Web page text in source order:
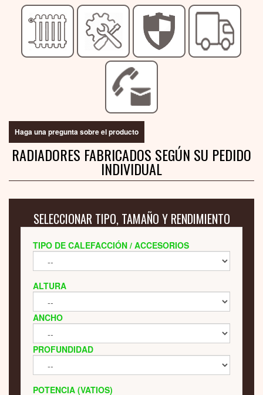
Haga una pregunta sobre el producto
RADIADORES FABRICADOS SEGÚN SU PEDIDO
INDIVIDUAL
SELECCIONAR TIPO, TAMAÑO Y RENDIMIENTO
TIPO DE CALEFACCIÓN / ACCESORIOS
ALTURA
ANCHO
PROFUNDIDAD
POTENCIA (VATIOS)